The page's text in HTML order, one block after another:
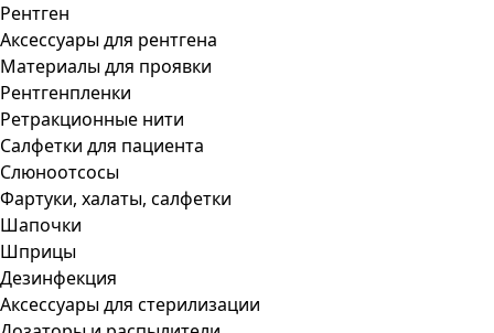
Рентген
Аксессуары для рентгена
Материалы для проявки
Рентгенпленки
Ретракционные нити
Салфетки для пациента
Слюноотсосы
Фартуки, халаты, салфетки
Шапочки
Шприцы
Дезинфекция
Аксессуары для стерилизации